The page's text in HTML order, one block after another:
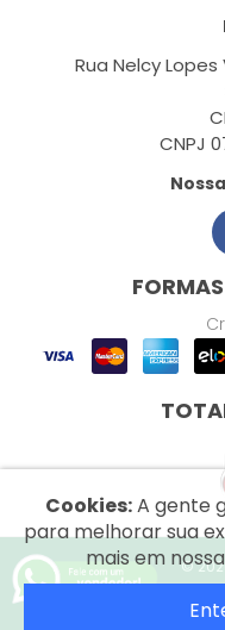
Rua Nelcy
CNPJ
Cookies:A gente
para melhorar sua
mais em
©